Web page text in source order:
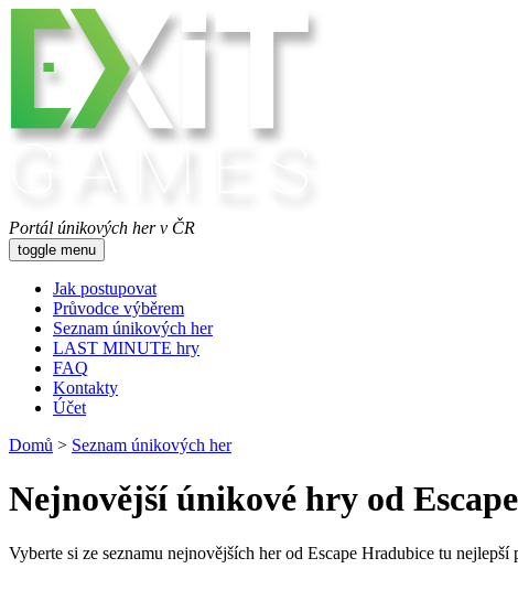
Portál únikových her v ČR
toggle menu
Jak postupovat
Průvodce výběrem
Seznam únikových her
LAST MINUTE hry
FAQ
Kontakty
Účet
Domů > Seznam únikových her
Nejnovější únikové hry od
Vyberte si ze seznamu nejnovějších her od Escape Hradubice tu